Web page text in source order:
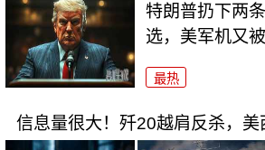
特朗普扔下两
选，美军机又
最热
信息量很大！歼20越肩反杀，美